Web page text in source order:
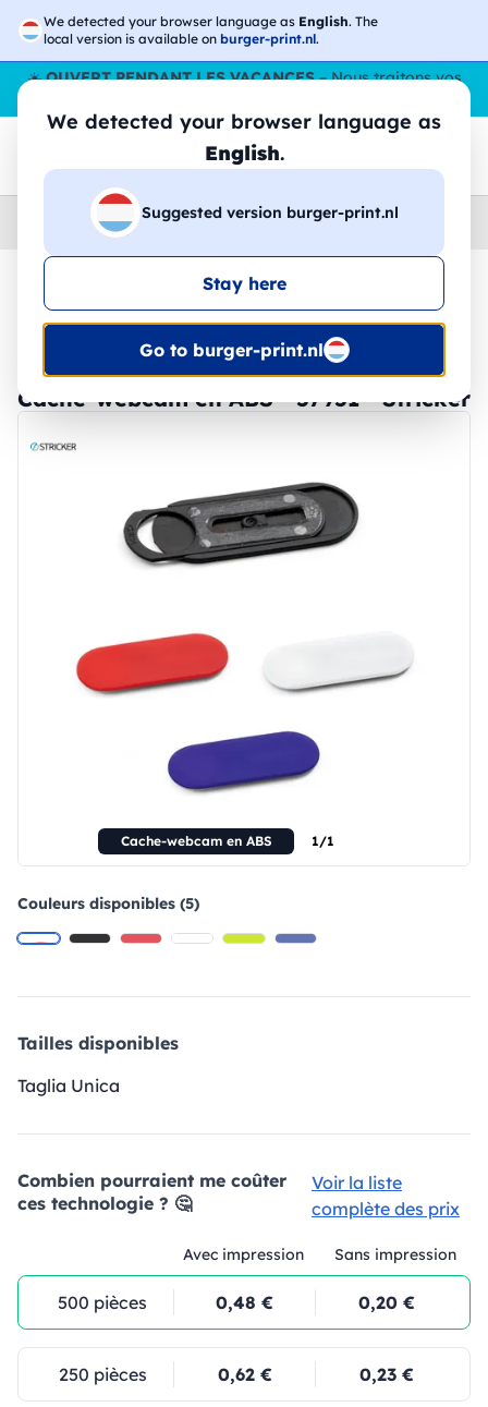
We detected your browser language as English. The
local version is available on burger-print.nl.
We detected your browser language as
English.
Suggested version burger-print.nl
Stay here
Go to burger-print.nl
☀️OUVERT PENDANT LES VACANCES– Nous traitons vos
Accessoires › technologie-personnalisee
🔥 Impression DTF à -30 %
Cache-webcam en ABS - 57951 - Stricker
Cache-webcam en ABS 1/1
Couleurs disponibles (5)
Tailles disponibles
Taglia Unica
Combien pourraient me coûter
ces technologie ? 🤔
Voir la liste
complète des prix
Avec impression Sans impression
500 pièces 0,48 € 0,20 €
250 pièces 0,62 € 0,23 €